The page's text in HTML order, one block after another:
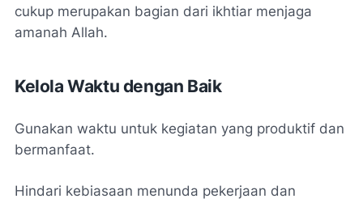
cukup merupakan bagian dari ikhtiar menjaga
amanah Allah.
Kelola Waktu dengan Baik
Gunakan waktu untuk kegiatan yang produktif dan
bermanfaat.
Hindari kebiasaan menunda pekerjaan dan